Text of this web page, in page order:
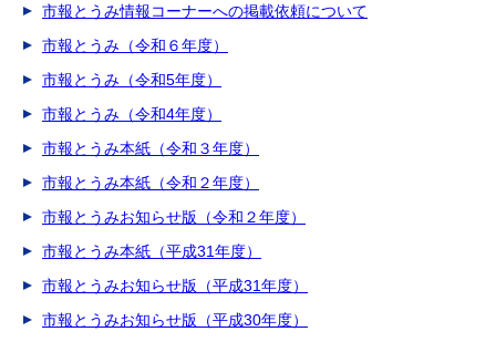
市報とうみ情報コーナーへの掲載依頼について
市報とうみ（令和６年度）
市報とうみ（令和5年度）
市報とうみ（令和4年度）
市報とうみ本紙（令和３年度）
市報とうみ本紙（令和２年度）
市報とうみお知らせ版（令和２年度）
市報とうみ本紙（平成31年度）
市報とうみお知らせ版（平成31年度）
市報とうみお知らせ版（平成30年度）